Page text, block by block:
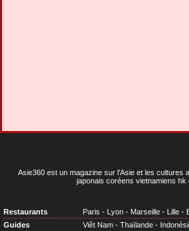
Asie360 est un magazine sur l'Asie et les cultures
japonais coréens vietnamiens hk
Restaurants Paris - Lyon - Marseille - Lille -
Guides
Viêt Nam - Thaïlande -